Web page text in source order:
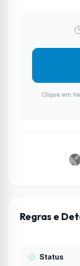
Clique em
Regras e
Status